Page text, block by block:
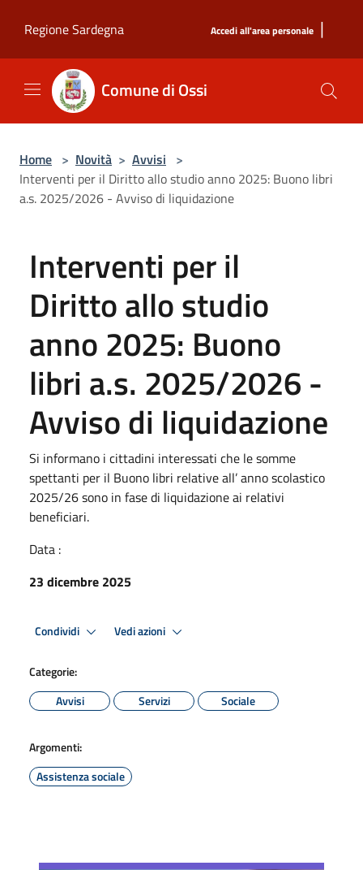
Regione Sardegna
Accedi all'area personale |
Comune di Ossi
Home > Novità > Avvisi >
Interventi per il Diritto allo studio anno 2025: Buono libri
a.s. 2025/2026 - Avviso di liquidazione
Interventi per il
Diritto allo studio
anno 2025: Buono
libri a.s. 2025/2026 -
Avviso di liquidazione
Si informano i cittadini interessati che le somme
spettanti per il Buono libri relative all’ anno scolastico
2025/26 sono in fase di liquidazione ai relativi
beneficiari.
Data :
23 dicembre 2025
Condividi Vedi azioni
Categorie:
Avvisi
Servizi Sociale
Argomenti:
Assistenza sociale